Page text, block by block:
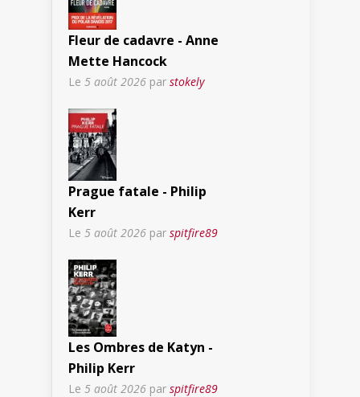
Fleur de cadavre - Anne
Mette Hancock
Le 5 août 2026 par stokely
Prague fatale - Philip
Kerr
Le 5 août 2026 par spitfire89
Les Ombres de Katyn -
Philip Kerr
Le 5 août 2026 par spitfire89